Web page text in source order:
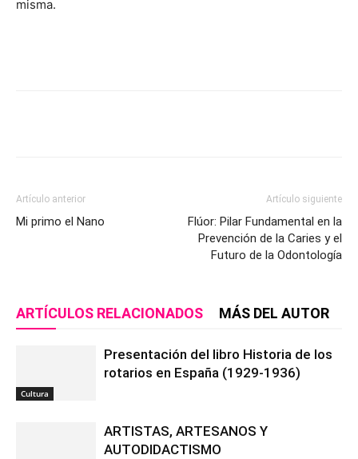
misma.
Artículo anterior
Mi primo el Nano
Artículo siguiente
Flúor: Pilar Fundamental en la
Prevención de la Caries y el
Futuro de la Odontología
ARTÍCULOS RELACIONADOS MÁS DEL AUTOR
Cultura
Presentación del libro Historia de los
rotarios en España (1929-1936)
ARTISTAS, ARTESANOS Y
AUTODIDACTISMO